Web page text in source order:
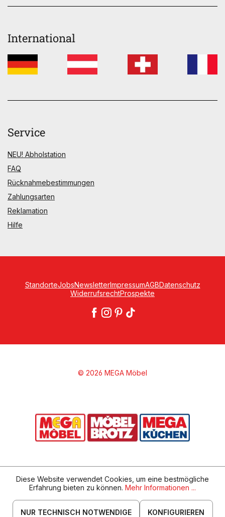
International
Service
NEU! Abholstation
FAQ
Rücknahmebestimmungen
Zahlungsarten
Reklamation
Hilfe
StandorteJobsNewsletterImpressumAGBDatenschutz
WiderrufsrechtProspekte
© 2026 MEGA Möbel
Diese Website verwendet Cookies, um eine bestmögliche
Erfahrung bieten zu können. Mehr Informationen ...
NUR TECHNISCH NOTWENDIGE KONFIGURIEREN